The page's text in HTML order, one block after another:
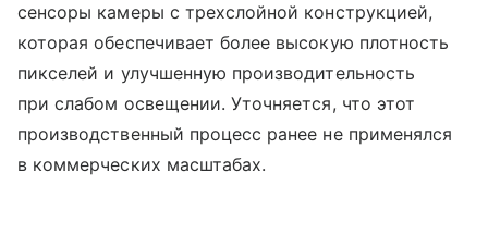
сенсоры камеры с трехслойной конструкцией,
которая обеспечивает более высокую плотность
пикселей и улучшенную производительность
при слабом освещении. Уточняется, что этот
производственный процесс ранее не применялся
в коммерческих масштабах.